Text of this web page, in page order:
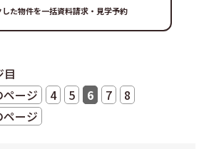
目
ページ 4 5 6 7
8
ページ